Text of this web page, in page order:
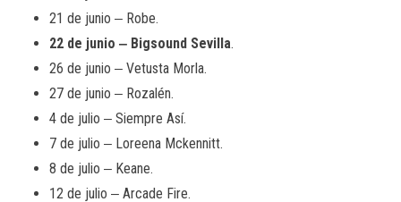
21 de junio ‒ Robe.
22 de junio ‒ Bigsound Sevilla.
26 de junio ‒ Vetusta Morla.
27 de junio ‒ Rozalén.
4 de julio ‒ Siempre Así.
7 de julio ‒ Loreena Mckennitt.
8 de julio ‒ Keane.
12 de julio ‒ Arcade Fire.